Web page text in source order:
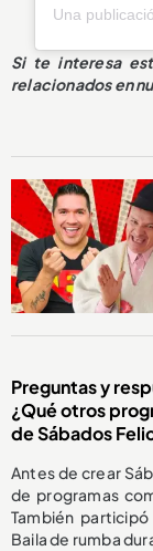
Si te interesa
relacionados en
Preguntas y
¿Qué otros
de Sábados
Antes de crear
de programas
También
Baila de rumba